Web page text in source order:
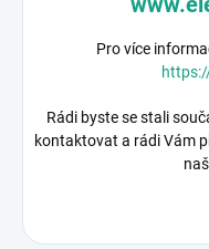
Pro více
Rádi byste se stali
kontaktovat a rádi Vám